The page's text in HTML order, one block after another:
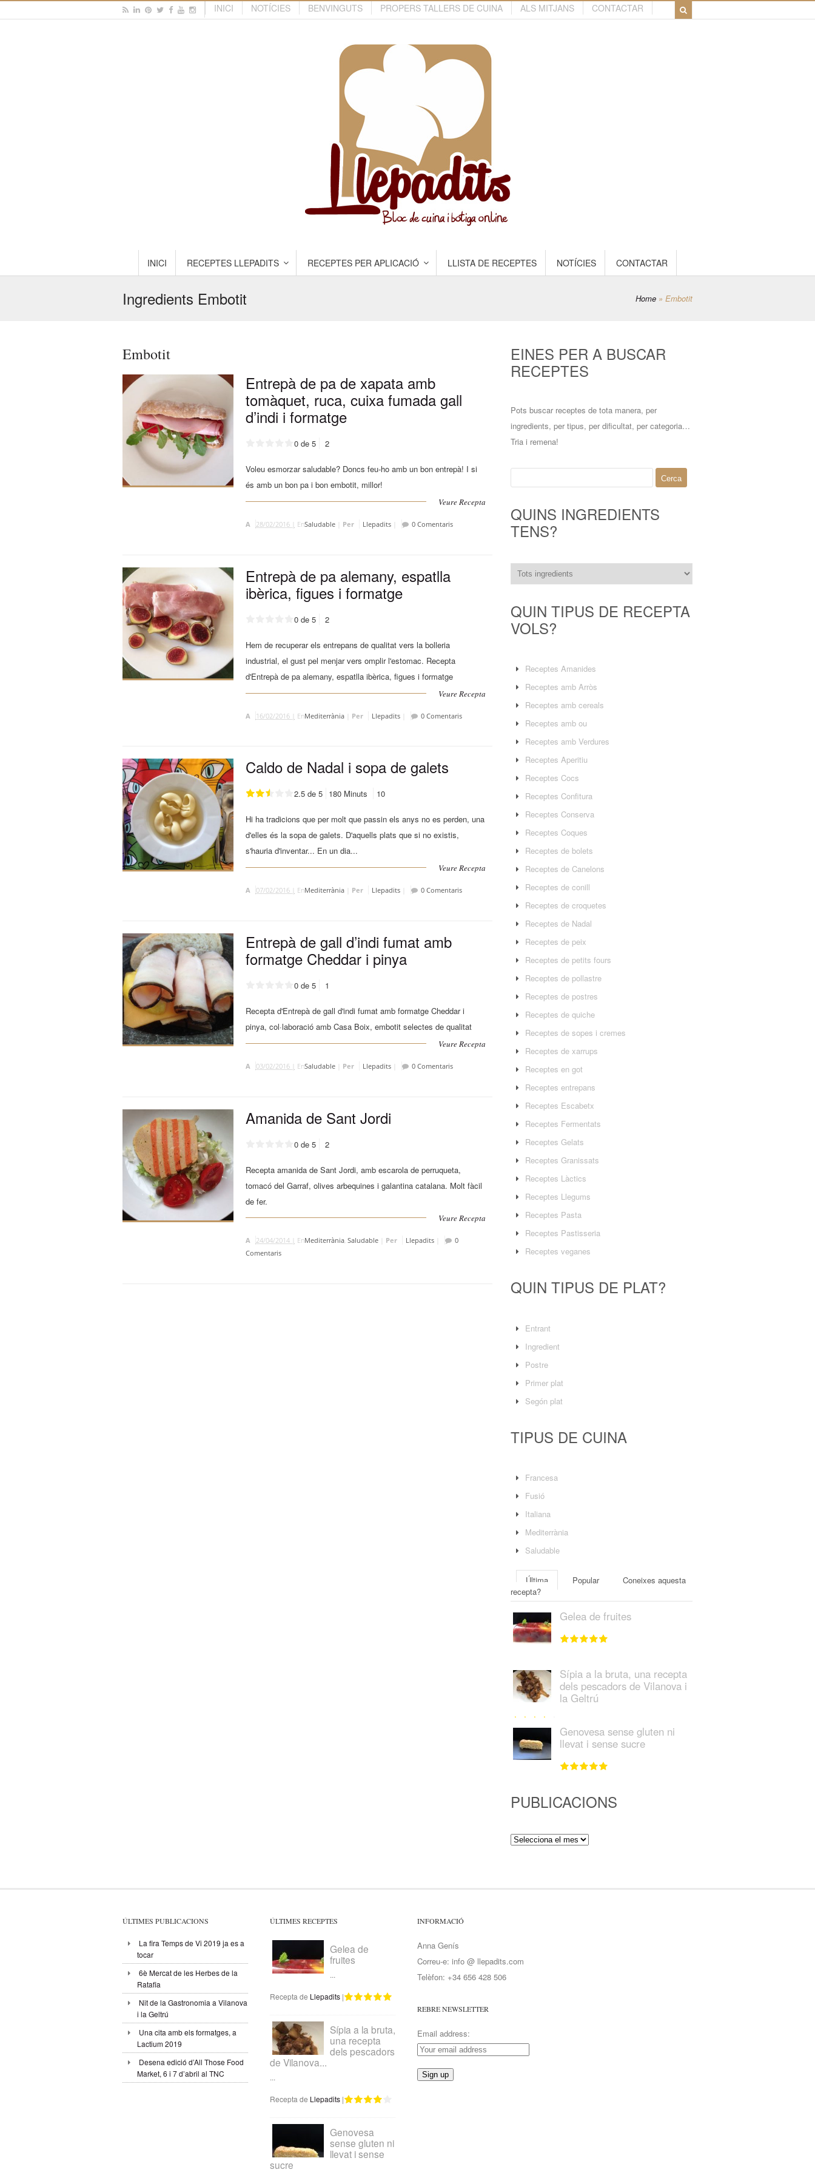
INICI NOTÍCIES BENVINGUTS PROPERS TALLERS DE CUINA ALS MITJANS CONTACTAR
INICI RECEPTES LLEPADITS RECEPTES PER APLICACIÓ LLISTA DE RECEPTES NOTÍCIES CONTACTAR
Ingredients Embotit Home » Embotit
Embotit
Entrepà de pa de xapata amb
tomàquet, ruca, cuixa fumada gall
d’indi i formatge
0 de 5 2
Voleu esmorzar saludable? Doncs feu-ho amb un bon entrepà! I si
és amb un bon pa i bon embotit, millor!
Veure Recepta
A 28/02/2016 | EnSaludable| Per Llepadits| 0 Comentaris
Entrepà de pa alemany, espatlla
ibèrica, figues i formatge
0 de 5 2
Hem de recuperar els entrepans de qualitat vers la bolleria
industrial, el gust pel menjar vers omplir l'estomac. Recepta
d'Entrepà de pa alemany, espatlla ibèrica, figues i formatge
Veure Recepta
A 16/02/2016 | EnMediterrània| Per Llepadits| 0 Comentaris
Caldo de Nadal i sopa de galets
2.5 de 5 180 Minuts 10
Hi ha tradicions que per molt que passin els anys no es perden, una
d'elles és la sopa de galets. D'aquells plats que si no existis,
s'hauria d'inventar... En un dia...
Veure Recepta
A 07/02/2016 | EnMediterrània| Per Llepadits| 0 Comentaris
Entrepà de gall d’indi fumat amb
formatge Cheddar i pinya
0 de 5 1
Recepta d'Entrepà de gall d'indi fumat amb formatge Cheddar i
pinya, col·laboració amb Casa Boix, embotit selectes de qualitat
Veure Recepta
A 03/02/2016 | EnSaludable| Per Llepadits| 0 Comentaris
Amanida de Sant Jordi
0 de 5 2
Recepta amanida de Sant Jordi, amb escarola de perruqueta,
tomacó del Garraf, olives arbequines i galantina catalana. Molt fàcil
de fer.
Veure Recepta
A 24/04/2014 | EnMediterrània, Saludable| Per Llepadits|
0
Comentaris
EINES PER A BUSCAR
RECEPTES
Pots buscar receptes de tota manera, per
ingredients, per tipus, per dificultat, per categoria…
Tria i remena!
QUINS INGREDIENTS
TENS?
QUIN TIPUS DE RECEPTA
VOLS?
Receptes Amanides
Receptes amb Arròs
Receptes amb cereals
Receptes amb ou
Receptes amb Verdures
Receptes Aperitiu
Receptes Cocs
Receptes Confitura
Receptes Conserva
Receptes Coques
Receptes de bolets
Receptes de Canelons
Receptes de conill
Receptes de croquetes
Receptes de Nadal
Receptes de peix
Receptes de petits fours
Receptes de pollastre
Receptes de postres
Receptes de quiche
Receptes de sopes i cremes
Receptes de xarrups
Receptes en got
Receptes entrepans
Receptes Escabetx
Receptes Fermentats
Receptes Gelats
Receptes Granissats
Receptes Làctics
Receptes Llegums
Receptes Pasta
Receptes Pastisseria
Receptes veganes
QUIN TIPUS DE PLAT?
Entrant
Ingredient
Postre
Primer plat
Segón plat
TIPUS DE CUINA
Francesa
Fusió
Italiana
Mediterrània
Saludable
Última Popular
Coneixes aquesta
recepta?
Gelea de fruites
Sípia a la bruta, una recepta
dels pescadors de Vilanova i
la Geltrú
Genovesa sense gluten ni
llevat i sense sucre
PUBLICACIONS
Publicacions
ÚLTIMES PUBLICACIONS
La fira Temps de Vi 2019 ja es a
tocar
6è Mercat de les Herbes de la
Ratafia
Nit de la Gastronomia a Vilanova
i la Geltrú
Una cita amb els formatges, a
Lactium 2019
Desena edició d’All Those Food
Market, 6 i 7 d’abril al TNC
ÚLTIMES RECEPTES
Gelea de
fruites
...
Recepta de Llepadits|
Sípia a la bruta,
una recepta
dels pescadors
de Vilanova...
...
Recepta de Llepadits|
Genovesa
sense gluten ni
llevat i sense
sucre
INFORMACIÓ
Anna Genís
Correu-e: info @ llepadits.com
Telèfon: +34 656 428 506
REBRE NEWSLETTER
Email address: